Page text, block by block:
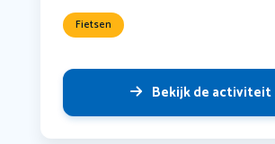
Fietsen
Bekijk de activiteit